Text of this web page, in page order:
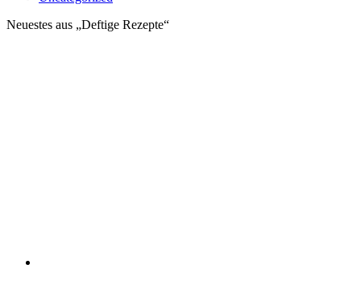
Neuestes aus „Deftige Rezepte“